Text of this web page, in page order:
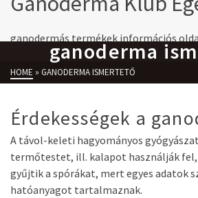
ganodermás termékek információs
ganoderma
HOME » GANODERMA ISMERTETŐ
Érdekességek a
A távol-keleti hagyományos
termőtestet, ill. kalapot használják fel,
gyűjtik a spórákat, mert egyes adatok
hatóanyagot tartalmaznak.